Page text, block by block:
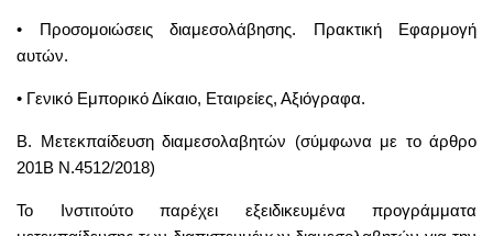
• Προσομοιώσεις διαμεσολάβησης. Πρακτική Εφαρμογή
αυτών.
• Γενικό Εμπορικό Δίκαιο, Εταιρείες, Αξιόγραφα.
Β. Μετεκπαίδευση διαμεσολαβητών (σύμφωνα με το άρθρο
201Β Ν.4512/2018)
Το Ινστιτούτο παρέχει εξειδικευμένα προγράμματα